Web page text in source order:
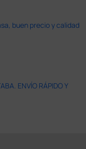
buen precio y calidad
ENVÍO RÁPIDO Y